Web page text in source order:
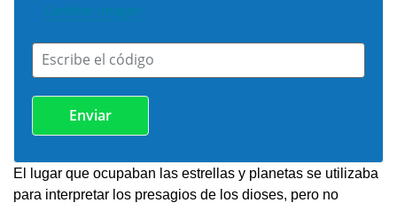
Cambiar imagen
Escribe el código
El lugar que ocupaban las estrellas y planetas se utilizaba
para interpretar los presagios de los dioses, pero no